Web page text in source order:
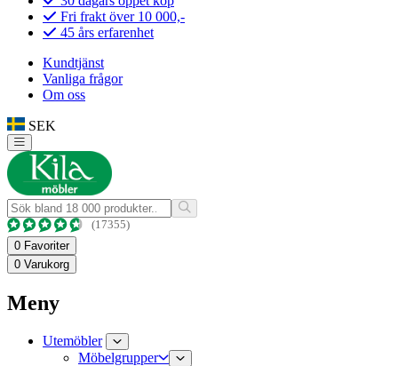
Fri frakt över 10 000,-
45 års erfarenhet
Kundtjänst
Vanliga frågor
Om oss
SEK
(17355)
0 Favoriter
0 Varukorg
Meny
Utemöbler
Möbelgrupper